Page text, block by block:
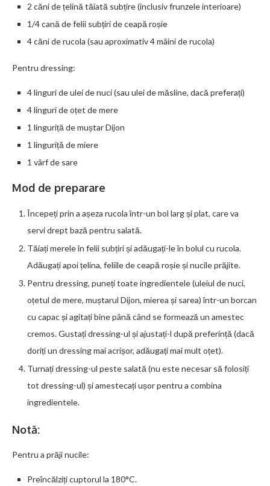
2 căni de țelină tăiată subțire (inclusiv frunzele interioare)
1/4 cană de felii subțiri de ceapă roșie
4 căni de rucola (sau aproximativ 4 mâini de rucola)
Pentru dressing:
4 linguri de ulei de nuci (sau ulei de măsline, dacă preferați)
4 linguri de oțet de mere
1 linguriță de muștar Dijon
1 linguriță de miere
1 vârf de sare
Mod de preparare
Începeți prin a așeza rucola într-un bol larg și plat, care va
servi drept bază pentru salată.
Tăiați merele în felii subțiri și adăugați-le în bolul cu rucola.
Adăugați apoi țelina, feliile de ceapă roșie și nucile prăjite.
Pentru dressing, puneți toate ingredientele (uleiul de nuci,
oțetul de mere, muștarul Dijon, mierea și sarea) într-un borcan
cu capac și agitați bine până când se formează un amestec
cremos. Gustați dressing-ul și ajustați-l după preferință (dacă
doriți un dressing mai acrișor, adăugați mai mult oțet).
Turnați dressing-ul peste salată (nu este necesar să folosiți
tot dressing-ul) și amestecați ușor pentru a combina
ingredientele.
Notă:
Pentru a prăji nucile:
Preîncălziți cuptorul la 180°C.